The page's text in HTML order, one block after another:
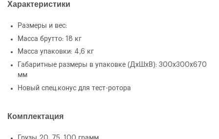
Характеристики
Размеры и вес:
Масса брутто: 18 кг
Масса упаковки: 4,6 кг
Габаритные размеры в упаковке (ДхШхВ): 300х300х670
мм
Новый спец.конус для тест-ротора
Комплектация
Калибровочное устройство СТОРМ Тест-
ЗАКАЗАТЬ ЗВОНОК